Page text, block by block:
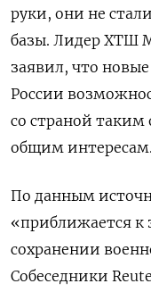
руки, они не
базы. Лидер ХТШ
заявил, что
России
со страной таким
общим интересам.
По данным
«приближается к
сохранении
Собеседники